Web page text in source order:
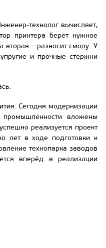
технолог вычисляет,
принтера берёт нужное
вторая – разносит смолу. У
и прочные стержни
Сегодня модернизации
промышленности вложены
реализуется проект
лет в ходе подготовки к
технопарка заводов
вперёд в реализации